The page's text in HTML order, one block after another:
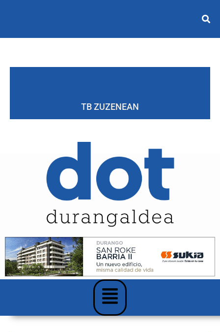
TB ZUZENEAN